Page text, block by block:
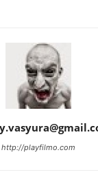
http://playfilmo.com